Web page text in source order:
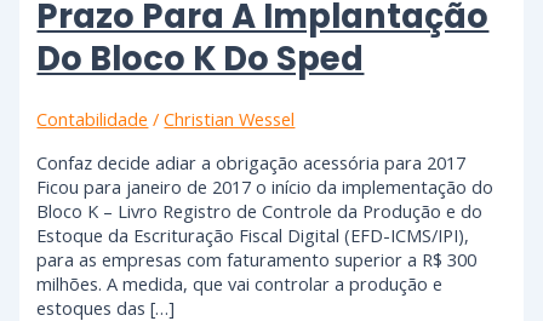
Prazo Para A Implantação
Do Bloco K Do Sped
Contabilidade /Christian Wessel
Confaz decide adiar a obrigação acessória para 2017
Ficou para janeiro de 2017 o início da implementação do
Bloco K – Livro Registro de Controle da Produção e do
Estoque da Escrituração Fiscal Digital (EFD-ICMS/IPI),
para as empresas com faturamento superior a R$ 300
milhões. A medida, que vai controlar a produção e
estoques das […]